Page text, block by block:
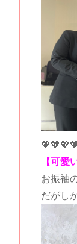
【可愛
お振袖
だがし